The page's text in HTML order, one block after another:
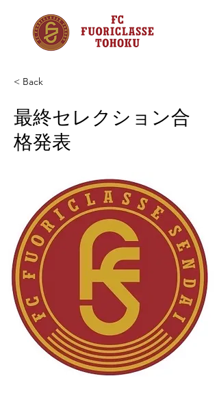
< Back
最終セレクション合
格発表